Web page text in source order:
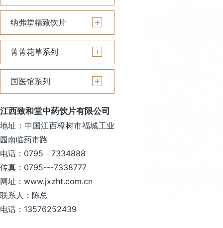
纳弗堂精致饮片
菁菁花草系列
国医馆系列
江西致和堂中药饮片有限公司
地址：中国江西樟树市福城工业
园南临药市路
电话：0795－7334888
传真：0795---7338777
网址：www.jxzht.com.cn
联系人：陈总
电话：13576252439